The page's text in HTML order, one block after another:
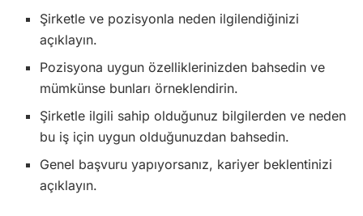
Şirketle ve pozisyonla neden ilgilendiğinizi
açıklayın.
Pozisyona uygun özelliklerinizden bahsedin ve
mümkünse bunları örneklendirin.
Şirketle ilgili sahip olduğunuz bilgilerden ve neden
bu iş için uygun olduğunuzdan bahsedin.
Genel başvuru yapıyorsanız, kariyer beklentinizi
açıklayın.